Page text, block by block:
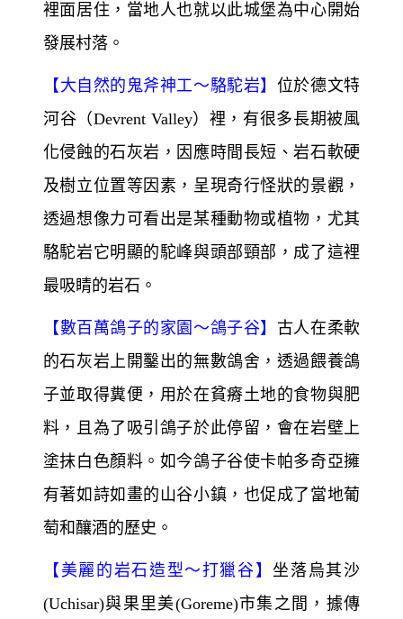
裡面居住，當地人也就以此城堡為中心開始
發展村落。
【 大自然的鬼斧神工～駱駝岩】 位於德文特
河谷（Devrent Valley）裡，有很多長期被風
化侵蝕的石灰岩，因應時間長短、岩石軟硬
及樹立位置等因素，呈現奇行怪狀的景觀，
透過想像力可看出是某種動物或植物，尤其
駱駝岩它明顯的駝峰與頭部頸部，成了這裡
最吸睛的岩石。
【數百萬鴿子的家園～鴿子谷】 古人在柔軟
的石灰岩上開鑿出的無數鴿舍，透過餵養鴿
子並取得糞便，用於在貧瘠土地的食物與肥
料，且為了吸引鴿子於此停留，會在岩壁上
塗抹白色顏料。如今鴿子谷使卡帕多奇亞擁
有著如詩如畫的山谷小鎮，也促成了當地葡
萄和釀酒的歷史。
【 美麗的岩石造型～打獵谷】坐落烏其沙
(Uchisar)與果里美(Goreme)市集之間，據傳